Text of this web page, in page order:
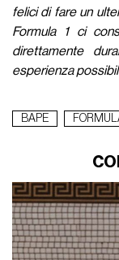
felici di fare un
Formula 1 ci
direttamente
esperienza
BAPE